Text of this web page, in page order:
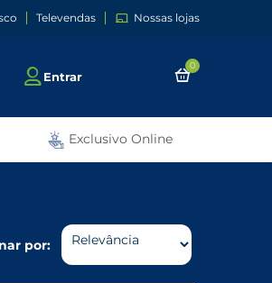
Televendas Nossas lojas
Entrar
0
Exclusivo Online
por: